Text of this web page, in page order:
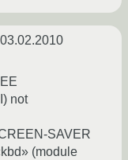
03.02.2010
not
SAVER
(module